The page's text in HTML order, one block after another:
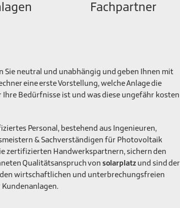
Fachpartner
Sie neutral und unabhängig und geben Ihnen mit
eine erste Vorstellung, welche Anlage die
Bedürfnisse ist und was diese ungefähr kosten
Personal, bestehend aus Ingenieuren,
& Sachverständigen für Photovoltaik
zertifizierten Handwerkspartnern, sichern den
Qualitätsanspruch von solarplatz und sind der
wirtschaftlichen und unterbrechungsfreien
Kundenanlagen.